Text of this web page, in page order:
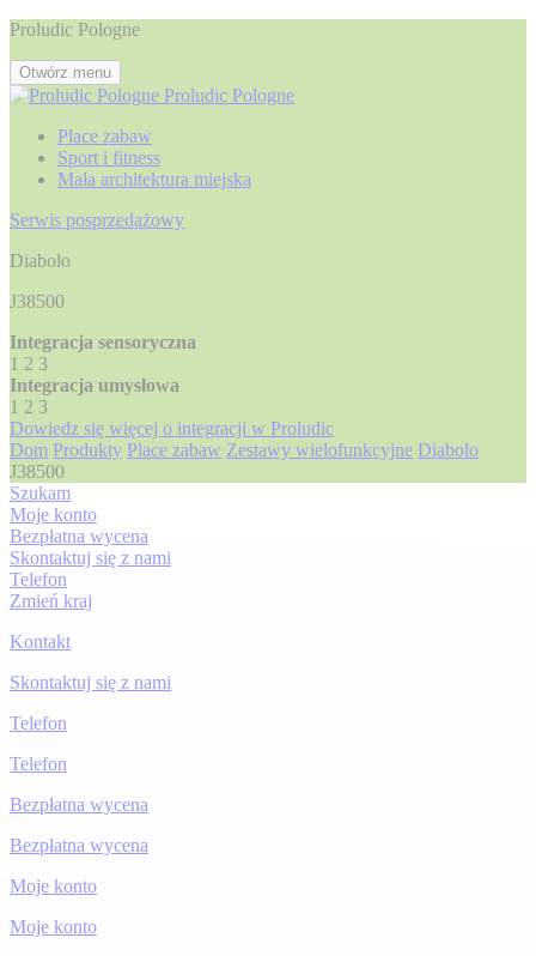
Proludic Pologne
Otwórz menu
Proludic Pologne
Place zabaw
Sport i fitness
Mała architektura miejska
Serwis posprzedażowy
Diabolo
J38500
Integracja sensoryczna
1 2 3
Integracja umysłowa
1 2 3
Dowiedz się więcej o integracji w Proludic
Dom Produkty Place zabaw Zestawy wielofunkcyjne Diabolo
J38500
Szukam
Moje konto
Bezpłatna wycena
Skontaktuj się z nami
Telefon
Zmień kraj
Kontakt
Skontaktuj się z nami
Telefon
Telefon
Bezpłatna wycena
Bezpłatna wycena
Moje konto
Moje konto